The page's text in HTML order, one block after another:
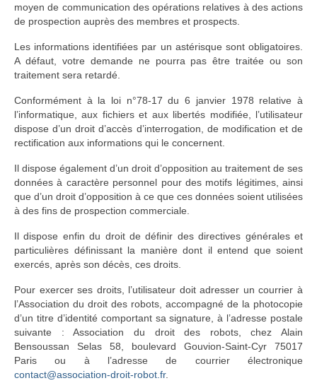
moyen de communication des opérations relatives à des actions
de prospection auprès des membres et prospects.
Les informations identifiées par un astérisque sont obligatoires.
A défaut, votre demande ne pourra pas être traitée ou son
traitement sera retardé.
Conformément à la loi n°78-17 du 6 janvier 1978 relative à
l’informatique, aux fichiers et aux libertés modifiée, l’utilisateur
dispose d’un droit d’accès d’interrogation, de modification et de
rectification aux informations qui le concernent.
Il dispose également d’un droit d’opposition au traitement de ses
données à caractère personnel pour des motifs légitimes, ainsi
que d’un droit d’opposition à ce que ces données soient utilisées
à des fins de prospection commerciale.
Il dispose enfin du droit de définir des directives générales et
particulières définissant la manière dont il entend que soient
exercés, après son décès, ces droits.
Pour exercer ses droits, l’utilisateur doit adresser un courrier à
l’Association du droit des robots, accompagné de la photocopie
d’un titre d’identité comportant sa signature, à l’adresse postale
suivante : Association du droit des robots, chez Alain
Bensoussan Selas 58, boulevard Gouvion-Saint-Cyr 75017
Paris ou à l’adresse de courrier électronique
contact@association-droit-robot.fr.